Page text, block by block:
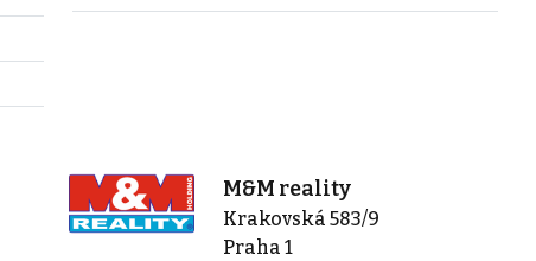
M&M reality
Krakovská 583/9
Praha 1